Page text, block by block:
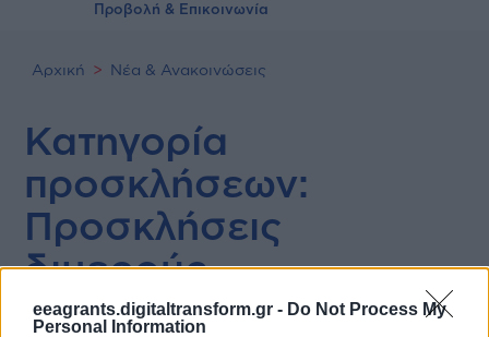
eeagrants.digitaltransform.gr - Do Not Process My
Personal Information
Προβολή & Επικοινωνία
Αρχική Νέα & Ανακοινώσεις
Κατηγορία
προσκλήσεων:
Προσκλήσεις
διμερούς
συνεργασίας